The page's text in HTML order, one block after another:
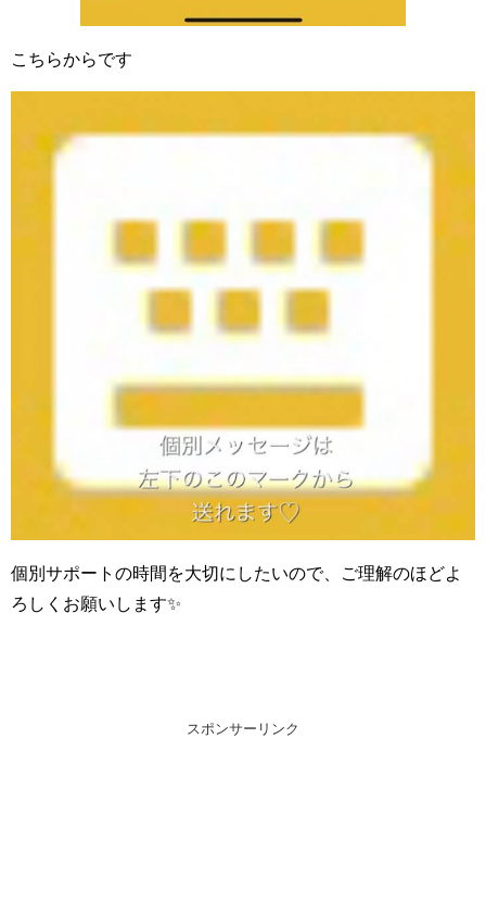
こちらからです
個別サポートの時間を大切にしたいので、ご理解のほどよ
ろしくお願いします✨
スポンサーリンク